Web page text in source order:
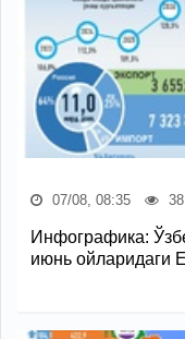
07/08, 08:35
Инфографика:
июнь ойларидаги